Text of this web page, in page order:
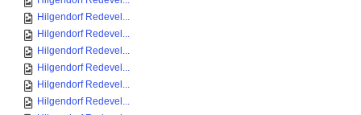
Hilgendorf Redevel...
Hilgendorf Redevel...
Hilgendorf Redevel...
Hilgendorf Redevel...
Hilgendorf Redevel...
Hilgendorf Redevel...